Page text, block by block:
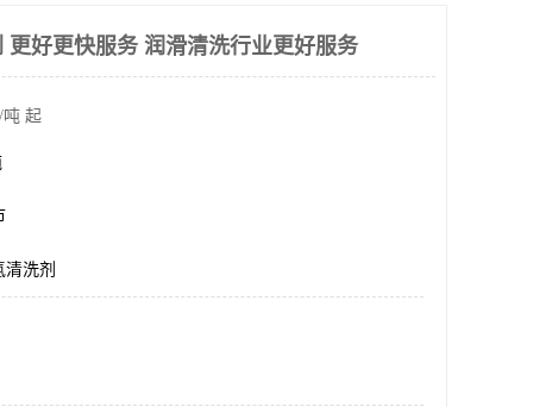
更好更快服务 润滑清洗行业更好服务
起
洗剂